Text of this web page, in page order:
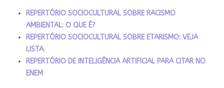
REPERTÓRIO SOCIOCULTURAL SOBRE RACISMO
AMBIENTAL: O QUE É?
REPERTÓRIO SOCIOCULTURAL SOBRE ETARISMO: VEJA
LISTA.
REPERTÓRIO DE INTELIGÊNCIA ARTIFICIAL PARA CITAR NO
ENEM